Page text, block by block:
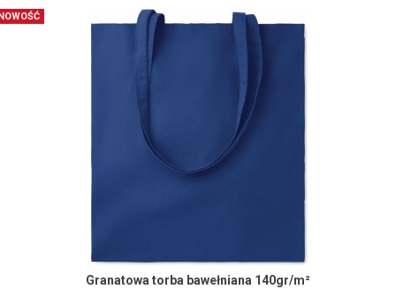
Granatowa torba bawełniana 140gr/m²